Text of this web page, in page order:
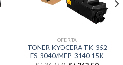
OFERTA
TONER KYOCERA TK-352
FS-3040/MFP-3140 15K